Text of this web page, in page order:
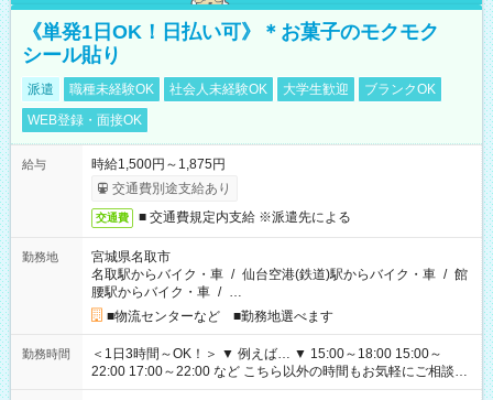
《単発1日OK！日払い可》＊お菓子のモクモク
シール貼り
派遣 職種未経験OK 社会人未経験OK 大学生歓迎
ブランクOK
WEB登録・面接OK
給与
時給1,500円～1,875円
交通費別途支給あり
交通費 ■ 交通費規定内支給 ※派遣先による
勤務地
宮城県名取市
名取駅からバイク・車 / 仙台空港(鉄道)駅からバイク・車 / 館
腰駅からバイク・車 / …
■物流センターなど ■勤務地選べます
勤務時間
＜1日3時間～OK！＞ ▼ 例えば… ▼ 15:00～18:00 15:00～
22:00 17:00～22:00 など こちら以外の時間もお気軽にご相談く
ださい！